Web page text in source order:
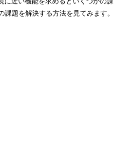
題を解決する方法を見てみます。